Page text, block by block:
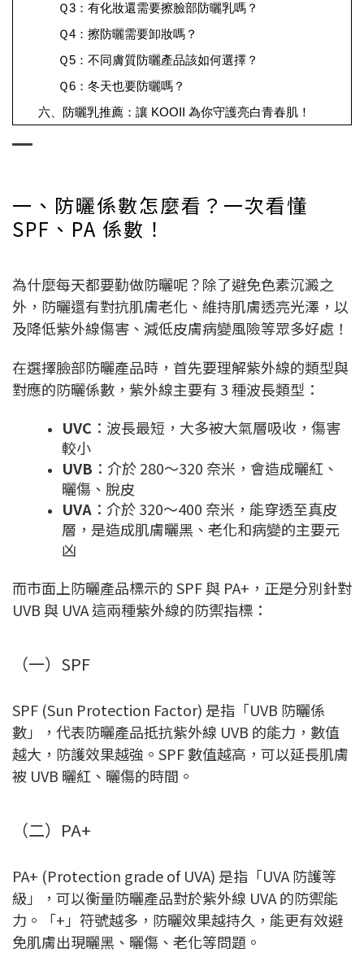
Ｑ3：有化妝還需要擦臉部防曬乳嗎？
Ｑ4：擦防曬需要卸妝嗎？
Ｑ5：不同膚質防曬產品該如何選擇？
Ｑ6：冬天也要防曬嗎？
六、防曬乳推薦：讓 KOOII 為你守護亮白青春肌！
一、防曬係數怎麼看？一次看懂
SPF、PA 係數！
為什麼每天都要勤做防曬呢？除了避免色素沉澱之
外，防曬還有對抗肌膚老化、維持肌膚透亮光澤，以
及降低紫外線傷害、減低皮膚病變風險等眾多好處！
在選擇臉部防曬產品時，首先要理解紫外線的類型與
對應的防曬係數，紫外線主要有 3 種波長類型：
UVC ：波長最短，大多被大氣層吸收，傷害
較小
UVB ：介於 280～320 奈米，會造成曬紅、
曬傷、脫皮
UVA ：介於 320～400 奈米，能穿透至真皮
層，是造成肌膚曬黑、老化和病變的主要元
凶
而市面上防曬產品標示的 SPF 與 PA+，正是分別針對
UVB 與 UVA 這兩種紫外線的防禦指標：
（一）SPF
SPF (Sun Protection Factor) 是指「UVB 防曬係
數」，代表防曬產品抵抗紫外線 UVB 的能力，數值
越大，防護效果越強。SPF 數值越高，可以延長肌膚
被 UVB 曬紅、曬傷的時間。
（二）PA+
PA+ (Protection grade of UVA) 是指「UVA 防護等
級」，可以衡量防曬產品對於紫外線 UVA 的防禦能
力。「+」符號越多，防曬效果越持久，能更有效避
免肌膚出現曬黑、曬傷、老化等問題。